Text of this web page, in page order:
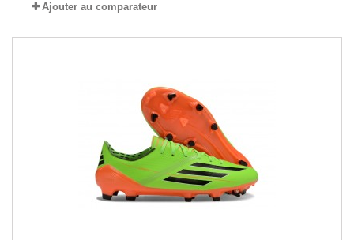
Ajouter au comparateur